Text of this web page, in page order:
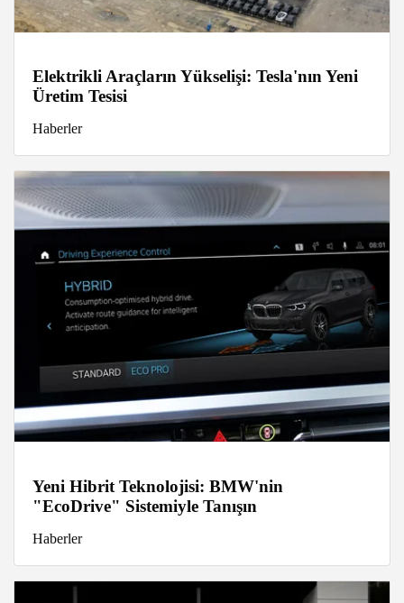
Elektrikli Araçların Yükselişi: Tesla'nın Yeni
Üretim Tesisi
Haberler
Yeni Hibrit Teknolojisi: BMW'nin
"EcoDrive" Sistemiyle Tanışın
Haberler